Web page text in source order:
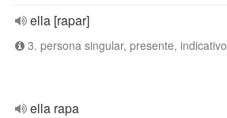
ella [rapar]
3. persona singular, presente, indicativo
ella rapa